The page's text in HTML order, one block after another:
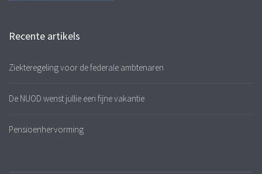
Recente artikels
Ziekteregeling voor de federale ambtenaren
De NUOD wenst jullie een fijne vakantie
Pensioenhervorming